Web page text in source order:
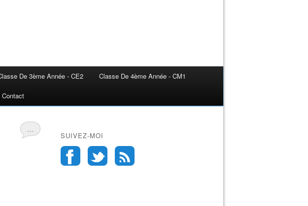
De 3ème Année - CE2 Classe De 4ème Année - CM1
Contact
…
SUIVEZ-MOI